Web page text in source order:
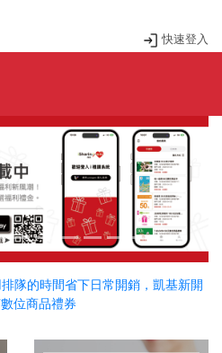
快速登入
Next
隊的時間省下日常開銷，凱基新開
位商品禮券